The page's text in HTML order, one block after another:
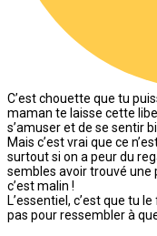
C’est chouette que tu
maman te laisse cette
s’amuser et de se sentir
Mais c’est vrai que ce
surtout si on a peur du
sembles avoir trouvé
c’est malin !
L’essentiel, c’est que tu
pas pour ressembler à